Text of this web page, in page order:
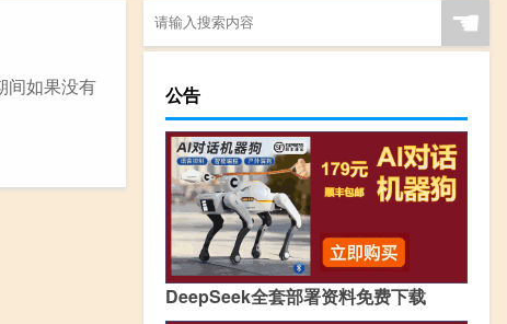
间如果没有
☚
公告
DeepSeek全套部署资料免费下载